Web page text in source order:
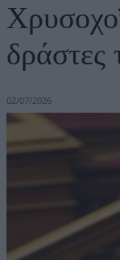
δράστες
02/07/2026